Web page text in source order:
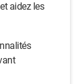
aidez les